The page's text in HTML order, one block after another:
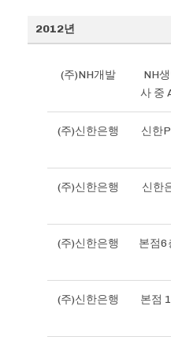
2012년
(주)NH개발
NH
사 중
(주)신한은행
신한
(주)신한은행
신한
(주)신한은행
본점6
(주)신한은행
본점